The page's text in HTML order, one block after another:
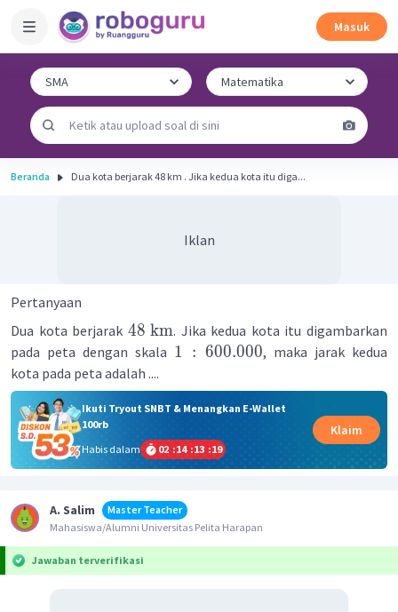
Masuk
Beranda Dua kota berjarak 48 km . Jika kedua kota itu diga...
Iklan
Pertanyaan
Dua kota berjarak 48 km. Jika kedua kota itu digambarkan
pada peta dengan skala 1 : 600.000, maka jarak kedua
kota pada peta adalah ....
Ikuti Tryout SNBT & Menangkan E-Wallet
100rb
Habis dalam
02 :14 :13 :19
Klaim
A. Salim
Master Teacher
Mahasiswa/Alumni Universitas Pelita Harapan
Jawaban terverifikasi